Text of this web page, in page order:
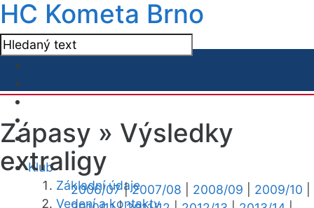
HC Kometa Brno
Klub
Základní údaje
Vedení a kontakty
Zápasy » Výsledky
extraligy
2006/07|2007/08 2008/09 2009/10